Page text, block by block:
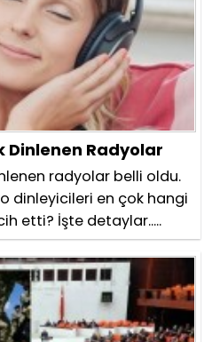
Dinlenen Radyolar
radyolar belli oldu.
dinleyicileri en çok hangi
etti? İşte detaylar.....